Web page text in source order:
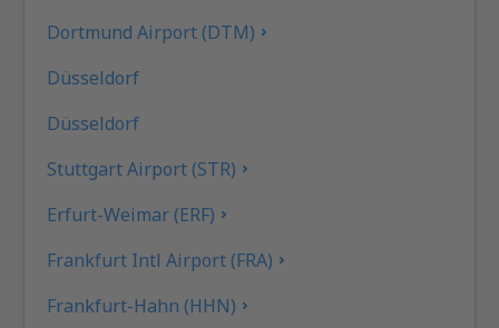
Dortmund Airport (DTM)
Düsseldorf
Düsseldorf
Stuttgart Airport (STR)
Erfurt-Weimar (ERF)
Frankfurt Intl Airport (FRA)
Frankfurt-Hahn (HHN)